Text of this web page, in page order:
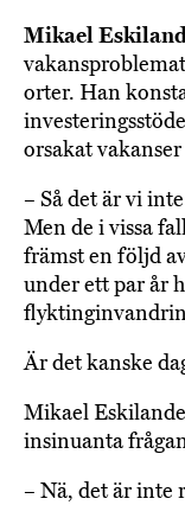
Mikael
orter. Han
orsakat
– Så det är vi
Men de i vissa
främst en följd
under ett par år
Är det kanske
Mikael
insinuanta
– Nä, det är inte